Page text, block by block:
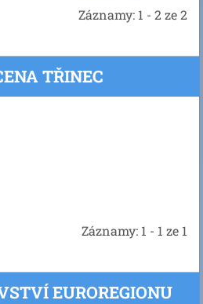
Záznamy: 1 - 2 ze 2
TŘINEC
Záznamy: 1 - 1 ze 1
EUROREGIONU